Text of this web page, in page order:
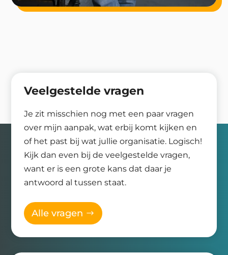
Veelgestelde vragen
Je zit misschien nog met een paar vragen
over mijn aanpak, wat erbij komt kijken en
of het past bij wat jullie organisatie. Logisch!
Kijk dan even bij de veelgestelde vragen,
want er is een grote kans dat daar je
antwoord al tussen staat.
Alle vragen